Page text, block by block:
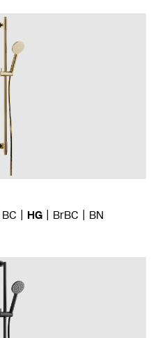
BC HG BrBC BN